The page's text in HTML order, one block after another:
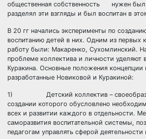
общественная собственность
нужен
разделял эти взгляды и был воспитан в
В 20 гг начались эксперименты по
воспитанию детей в них. Одним из первых
работу были: Макаренко, Сухомлинский.
проблеме коллектива и личности уделяют
Куракина. Основные положения концепции
разработанные Новиковой и Куракиной:
1) Детский коллектив –
создании которого обусловлено
всех и развитии каждого в отдельности.
саморазвития воспитательной системы,
педагогам управлять сферой